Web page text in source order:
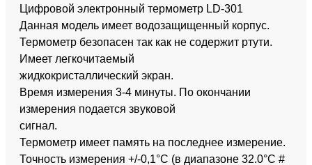
Цифровой электронный термометр LD-301
Данная модель имеет водозащищенный корпус.
Термометр безопасен так как не содержит ртути.
Имеет легкочитаемый
жидкокристаллический экран.
Время измерения 3-4 минуты. По окончании
измерения подается звуковой
сигнал.
Термометр имеет память на последнее измерение.
Точность измерения +/-0,1°С (в диапазоне 32.0°С #